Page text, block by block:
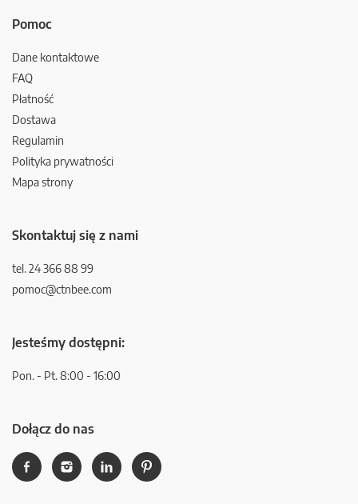
Pomoc
Dane kontaktowe
FAQ
Płatność
Dostawa
Regulamin
Polityka prywatności
Mapa strony
Skontaktuj się z nami
tel. 24 366 88 99
pomoc@ctnbee.com
Jesteśmy dostępni:
Pon. - Pt. 8:00 - 16:00
Dołącz do nas